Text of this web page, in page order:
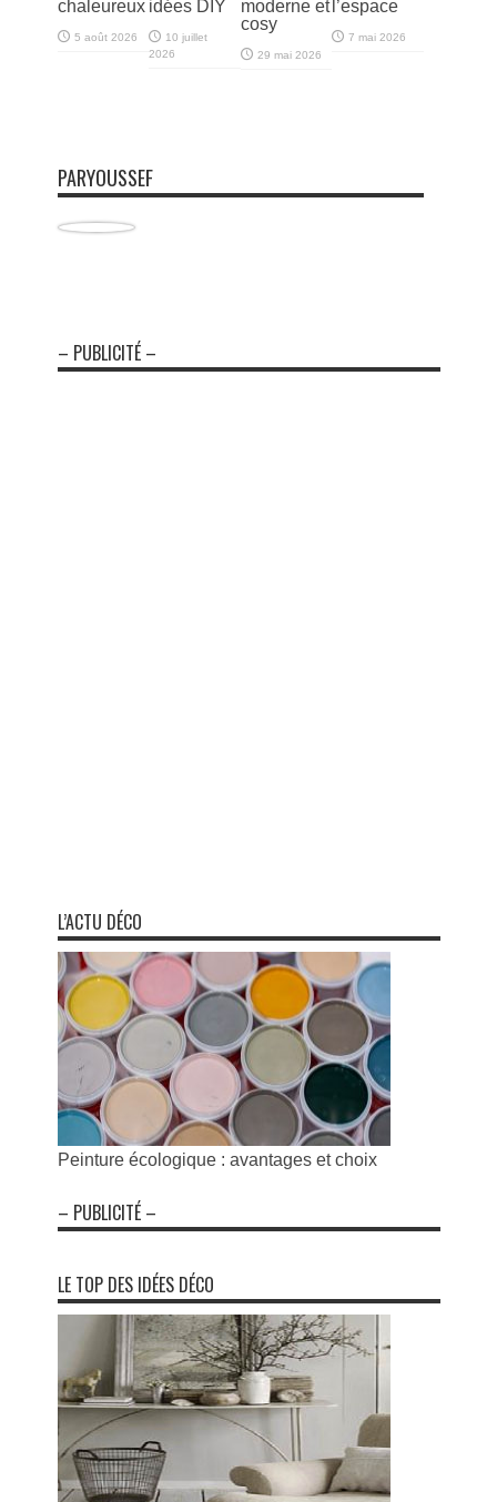
chaleureux
5 août 2026
idées DIY
10 juillet
2026
moderne et
cosy
29 mai 2026
l’espace
7 mai 2026
PARYOUSSEF
– PUBLICITÉ –
L’ACTU DÉCO
Peinture écologique : avantages et choix
– PUBLICITÉ –
LE TOP DES IDÉES DÉCO